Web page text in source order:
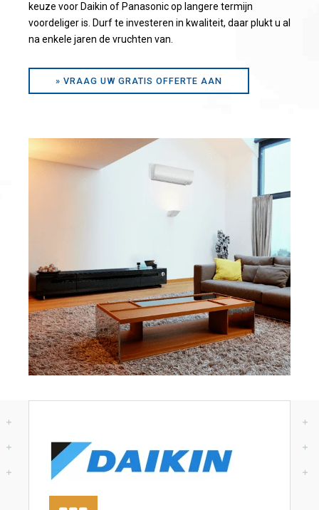
keuze voor Daikin of Panasonic op langere termijn
voordeliger is. Durf te investeren in kwaliteit, daar plukt u al
na enkele jaren de vruchten van.
» VRAAG UW GRATIS OFFERTE AAN